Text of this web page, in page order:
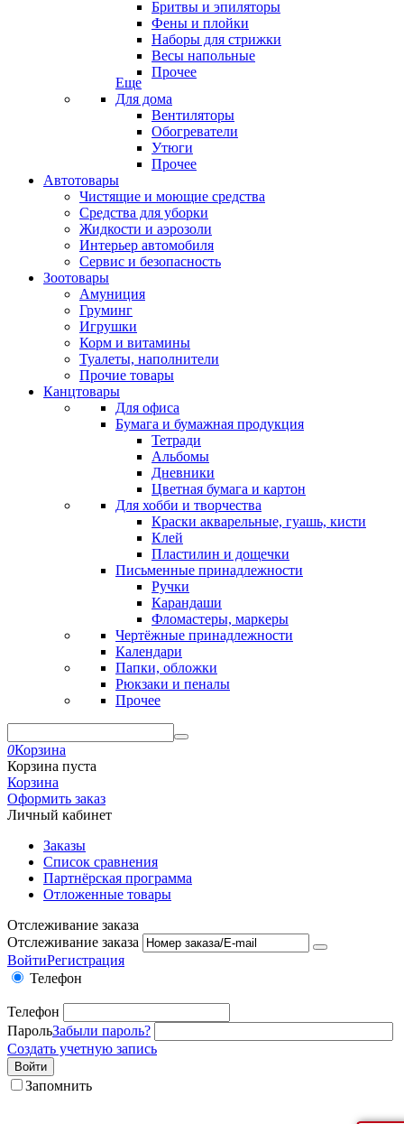
Бритвы и эпиляторы
Фены и плойки
Наборы для стрижки
Весы напольные
Прочее
Еще
Для дома
Вентиляторы
Обогреватели
Утюги
Прочее
Автотовары
Чистящие и моющие средства
Средства для уборки
Жидкости и аэрозоли
Интерьер автомобиля
Сервис и безопасность
Зоотовары
Амуниция
Груминг
Игрушки
Корм и витамины
Туалеты, наполнители
Прочие товары
Канцтовары
Для офиса
Бумага и бумажная продукция
Тетради
Альбомы
Дневники
Цветная бумага и картон
Для хобби и творчества
Краски акварельные, гуашь, кисти
Клей
Пластилин и дощечки
Письменные принадлежности
Ручки
Карандаши
Фломастеры, маркеры
Чертёжные принадлежности
Календари
Папки, обложки
Рюкзаки и пеналы
Прочее
0Корзина
Корзина пуста
Корзина
Оформить заказ
Личный кабинет
Заказы
Список сравнения
Партнёрская программа
Отложенные товары
Отслеживание заказа
Отслеживание заказа
ВойтиРегистрация
Телефон
Телефон
ПарольЗабыли пароль?
Создать учетную запись
Войти
Запомнить